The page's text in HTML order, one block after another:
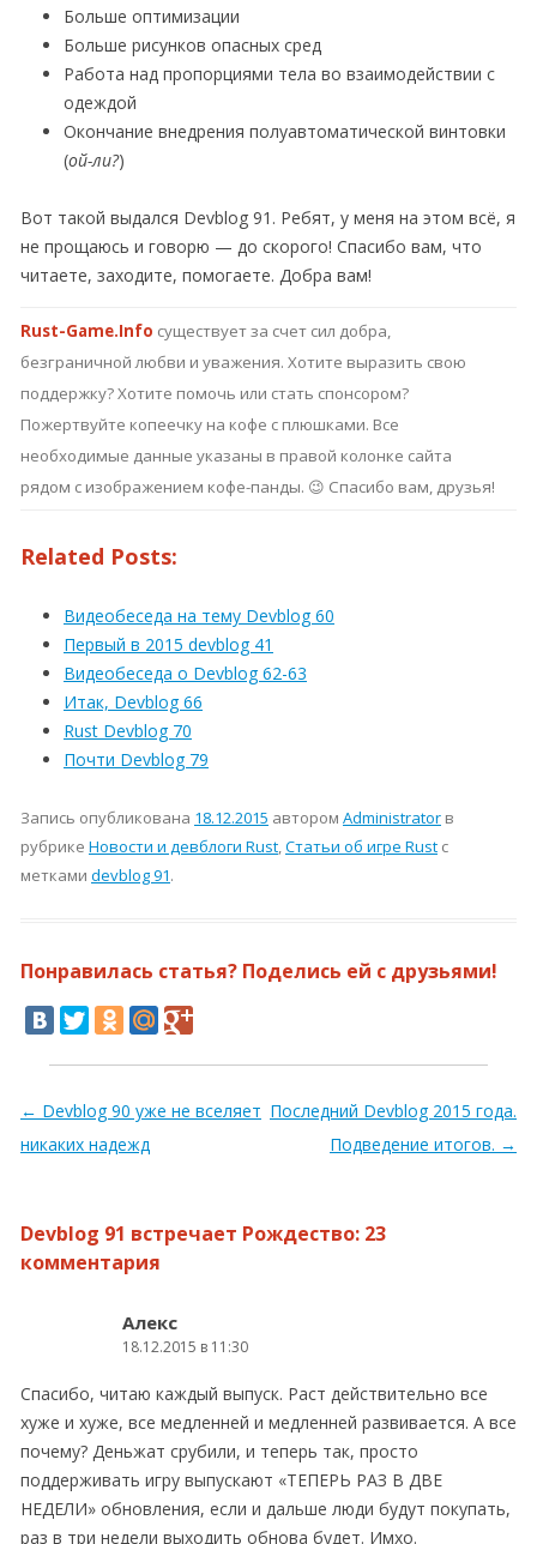
Больше оптимизации
Больше рисунков опасных сред
Работа над пропорциями тела во взаимодействии с
одеждой
Окончание внедрения полуавтоматической винтовки
(ой-ли?)
Вот такой выдался Devblog 91. Ребят, у меня на этом всё, я
не прощаюсь и говорю — до скорого! Спасибо вам, что
читаете, заходите, помогаете. Добра вам!
Rust-Game.Info существует за счет сил добра,
безграничной любви и уважения. Хотите выразить свою
поддержку? Хотите помочь или стать спонсором?
Пожертвуйте копеечку на кофе с плюшками. Все
необходимые данные указаны в правой колонке сайта
рядом с изображением кофе-панды. 😉 Спасибо вам, друзья!
Related Posts:
Видеобеседа на тему Devblog 60
Первый в 2015 devblog 41
Видеобеседа о Devblog 62-63
Итак, Devblog 66
Rust Devblog 70
Почти Devblog 79
Запись опубликована 18.12.2015 автором Administrator в
рубрике Новости и девблоги Rust,Статьи об игре Rust с
метками devblog 91.
Понравилась статья? Поделись ей с друзьями!
Навигация по записям
← Devblog 90 уже не вселяет
никаких надежд
Последний Devblog 2015 года.
Подведение итогов. →
Devblog 91 встречает Рождество: 23
комментария
Алекс
18.12.2015 в 11:30
Спасибо, читаю каждый выпуск. Раст действительно все
хуже и хуже, все медленней и медленней развивается. А все
почему? Деньжат срубили, и теперь так, просто
поддерживать игру выпускают «ТЕПЕРЬ РАЗ В ДВЕ
НЕДЕЛИ» обновления, если и дальше люди будут покупать,
раз в три недели выходить обнова будет. Имхо.